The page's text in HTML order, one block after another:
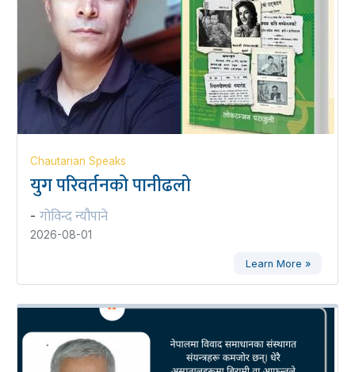
Chautarian Speaks
युग परिवर्तनको पानीढलो
- गोविन्द न्यौपाने
2026-08-01
Learn More »